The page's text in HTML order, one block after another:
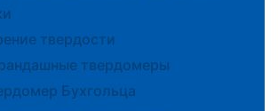
твердости
твердомеры
Бухгольца